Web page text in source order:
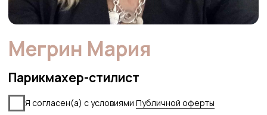
УСЛУГИ
АКЦИИ
КАК ДОБРАТЬСЯ
ПАРИКМАХЕРСКИЕ УСЛУГИ
НОГТЕВОЙ СЕРВИС
КОСМЕТОЛОГИЯ ПЕРМАНЕНТ
ПОДОЛОГИЯ